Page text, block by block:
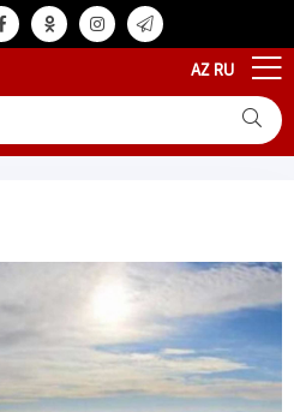
AZ RU